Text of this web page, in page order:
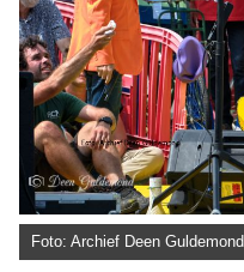
Foto: Archief Deen Guldemond